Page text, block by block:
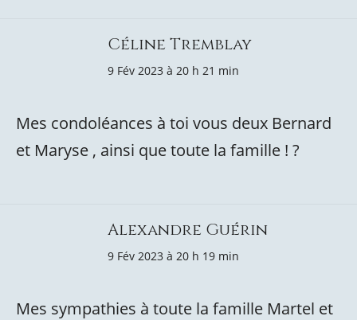
Céline Tremblay
9 Fév 2023 à 20 h 21 min
Mes condoléances à toi vous deux Bernard
et Maryse , ainsi que toute la famille ! ?
Alexandre Guérin
9 Fév 2023 à 20 h 19 min
Mes sympathies à toute la famille Martel et